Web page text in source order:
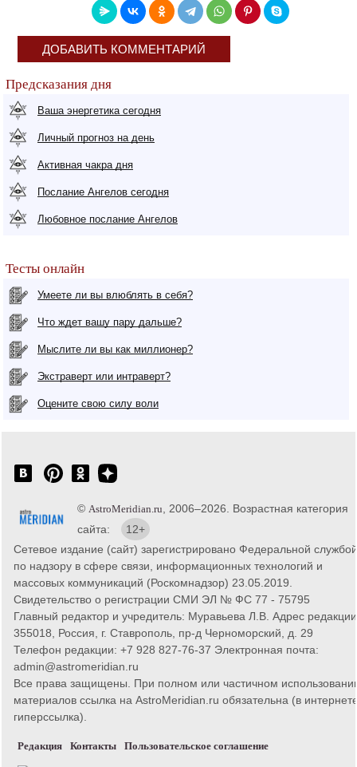
ДОБАВИТЬ КОММЕНТАРИЙ
Предсказания дня
Ваша энергетика сегодня
Личный прогноз на день
Активная чакра дня
Послание Ангелов сегодня
Любовное послание Ангелов
Тесты онлайн
Умеете ли вы влюблять в себя?
Что ждет вашу пару дальше?
Мыслите ли вы как миллионер?
Экстраверт или интраверт?
Оцените свою силу воли
© AstroMeridian.ru , 2006–2026. Возрастная категория
сайта:
12+
Сетевое издание (сайт) зарегистрировано Федеральной службой
по надзору в сфере связи, информационных технологий и
массовых коммуникаций (Роскомнадзор) 23.05.2019.
Свидетельство о регистрации СМИ ЭЛ № ФС 77 - 75795
Главный редактор и учредитель: Муравьева Л.В. Адрес
355018, Россия, г. Ставрополь, пр-д Черноморский, д. 29
Телефон редакции: +7 928 827-76-37 Электронная почта:
admin@astromeridian.ru
Все права защищены. При полном или частичном
материалов ссылка на AstroMeridian.ru обязательна (в
гиперссылка).
Редакция Контакты Пользовательское соглашение